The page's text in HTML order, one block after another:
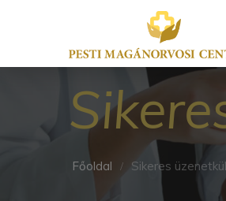
Főoldal Sikeres